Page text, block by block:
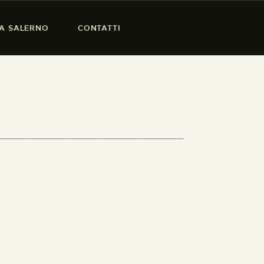
SALERNO CONTATTI